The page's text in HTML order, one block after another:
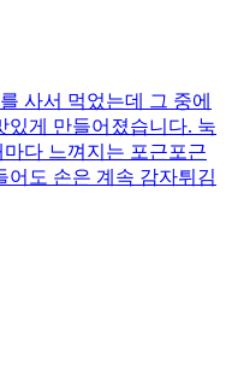
사서 먹었는데 그 중에
있게 만들어졌습니다. 눅
다 느껴지는 포근포근
어도 손은 계속 감자튀김